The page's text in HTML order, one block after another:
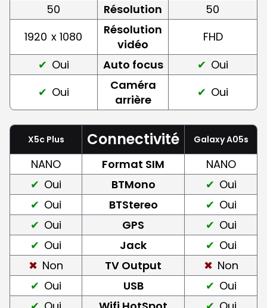
50
Résolution
50
1920 x 1080
Résolution
vidéo
FHD
Oui
Auto focus
Oui
Oui
Caméra
arrière
Oui
X5c Plus Connectivité Galaxy A05s
NANO Format SIM
NANO
Oui
BTMono
Oui
Oui
BTStereo
Oui
Oui
GPS
Oui
Oui
Jack
Oui
Non
TV Output
Non
Oui
USB
Oui